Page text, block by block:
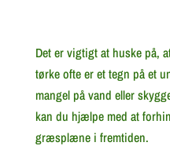
Det er vigtigt at huske på,
tørke ofte er et tegn på et
mangel på vand eller
kan du hjælpe med at
græsplæne i fremtiden.